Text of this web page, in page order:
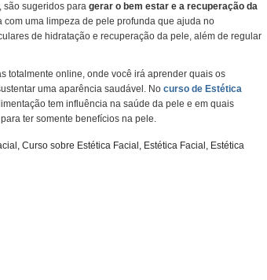
são sugeridos para gerar o bem estar e a recuperação da
com uma limpeza de pele profunda que ajuda no
de hidratação e recuperação da pele, além de regular
totalmente online, onde você irá aprender quais os
uma aparência saudável. No curso de Estética
tem influência na saúde da pele e em quais
ter somente benefícios na pele.
, Curso sobre Estética Facial , Estética Facial , Estética